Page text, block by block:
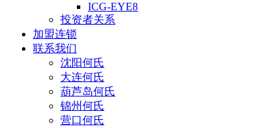
ICG-EYE8
投资者关系
加盟连锁
联系我们
沈阳何氏
大连何氏
葫芦岛何氏
锦州何氏
营口何氏